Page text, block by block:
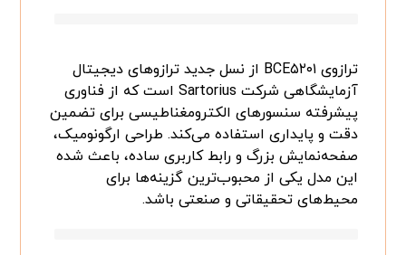
ترازوی BCE۵۲۰۱ از نسل جدید ترازوهای دیجیتال
آزمایشگاهی شرکت Sartorius است که از فناوری
پیشرفته سنسورهای الکترومغناطیسی برای تضمین
دقت و پایداری استفاده می‌کند. طراحی ارگونومیک،
صفحه‌نمایش بزرگ و رابط کاربری ساده، باعث شده
این مدل یکی از محبوب‌ترین گزینه‌ها برای
محیط‌های تحقیقاتی و صنعتی باشد.